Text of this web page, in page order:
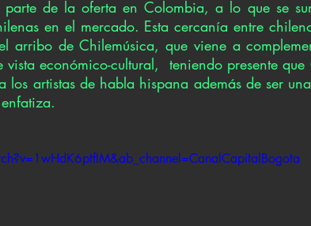
de la oferta en Colombia, a lo que se
en el mercado. Esta cercanía entre
arribo de Chilemúsica, que viene a
económico-cultural,  teniendo presente
los artistas de habla hispana además de ser